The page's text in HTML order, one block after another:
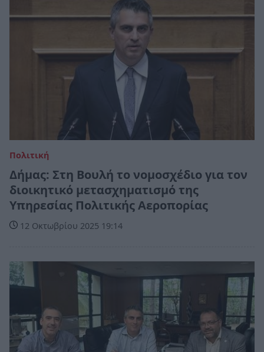
Πολιτική
Δήμας: Στη Βουλή το νομοσχέδιο για τον
διοικητικό μετασχηματισμό της
Υπηρεσίας Πολιτικής Αεροπορίας
12 Οκτωβρίου 2025 19:14